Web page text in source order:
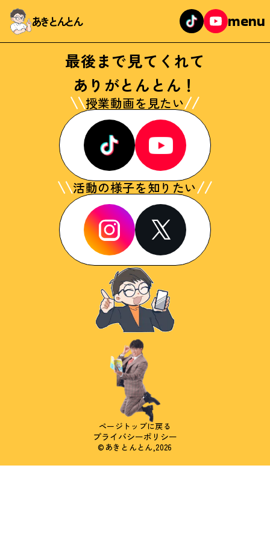
あきとんとん menu
最後まで見てくれて
ありがとんとん！
授業動画を見たい
活動の様子を知りたい
ページトップに戻る
プライバシーポリシー
©あきとんとん,2026